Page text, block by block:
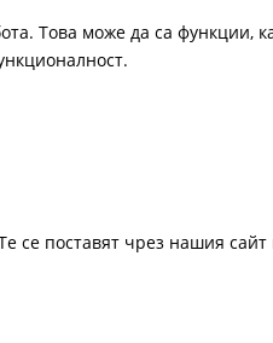
Това може да са функции,
се поставят чрез нашия